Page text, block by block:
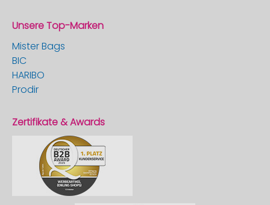
Unsere Top-Marken
Mister Bags
BIC
HARIBO
Prodir
Zertifikate & Awards